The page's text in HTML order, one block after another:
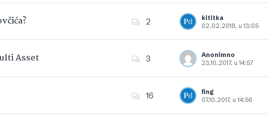
Dodajte u favorite
2
kititka
02.02.2018. u 13:05
Dodajte u favorite
Asset 3
Anonimno
23.10.2017. u 14:57
Dodajte u favorite
16
fing
07.10.2017. u 14:56